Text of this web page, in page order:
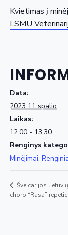
Kvietimas į
LSMU
Data:
2023 11 spalio
Laikas:
12:00 - 13:30
Renginys
Minėjimai,
Šveicarijos lietuvių
choro “Rasa”